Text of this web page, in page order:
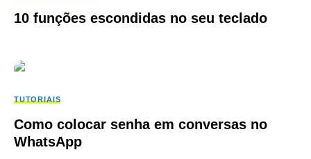
10 funções escondidas no seu teclado
TUTORIAIS
Como colocar senha em conversas no
WhatsApp